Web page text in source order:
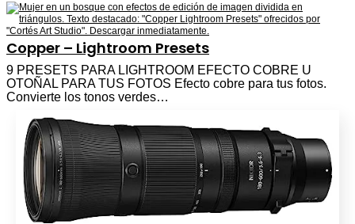
Copper – Lightroom Presets
9 PRESETS PARA LIGHTROOM EFECTO COBRE U
OTOÑAL PARA TUS FOTOS Efecto cobre para tus fotos.
Convierte los tonos verdes…